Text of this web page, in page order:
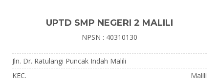
UPTD SMP NEGERI 2 MALILI
NPSN : 40310130
Jln. Dr. Ratulangi Puncak Indah Malili
KEC.
Malili